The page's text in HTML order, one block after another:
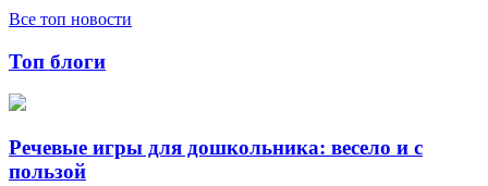
Все топ новости
Топ блоги
Речевые игры для дошкольника: весело и с
пользой